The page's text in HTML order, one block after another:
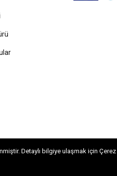
Detaylı bilgiye ulaşmak için Çerez